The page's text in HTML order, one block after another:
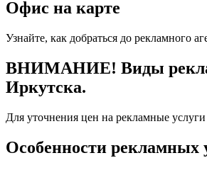
Офис на карте
Узнайте, как добраться до рекламного
ВНИМАНИЕ! Виды
Иркутска.
Для уточнения цен на рекламные
Особенности рекламных